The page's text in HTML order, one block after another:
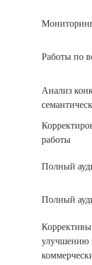
Работы по
Анализ
работы
Полный
Полный
Коррективы
улучшению